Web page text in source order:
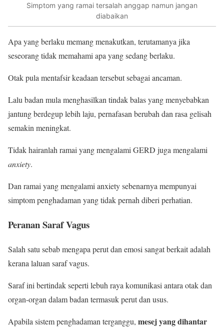
Simptom yang ramai tersalah anggap namun jangan
diabaikan
Apa yang berlaku memang menakutkan, terutamanya jika
seseorang tidak memahami apa yang sedang berlaku.
Otak pula mentafsir keadaan tersebut sebagai ancaman.
Lalu badan mula menghasilkan tindak balas yang menyebabkan
jantung berdegup lebih laju, pernafasan berubah dan rasa gelisah
semakin meningkat.
Tidak hairanlah ramai yang mengalami GERD juga mengalami
anxiety.
Dan ramai yang mengalami anxiety sebenarnya mempunyai
simptom penghadaman yang tidak pernah diberi perhatian.
Peranan Saraf Vagus
Salah satu sebab mengapa perut dan emosi sangat berkait adalah
kerana laluan saraf vagus.
Saraf ini bertindak seperti lebuh raya komunikasi antara otak dan
organ-organ dalam badan termasuk perut dan usus.
Apabila sistem penghadaman terganggu, mesej yang dihantar